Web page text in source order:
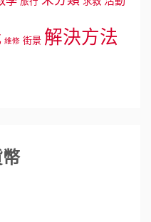
維修 街景 解決方法
幣